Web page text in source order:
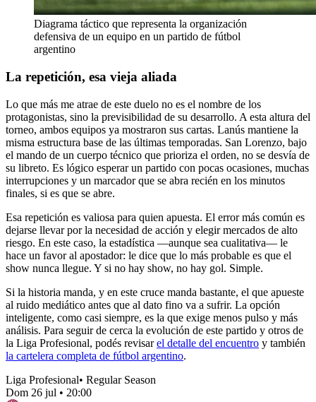
Diagrama táctico que representa la organización
defensiva de un equipo en un partido de fútbol
argentino
La repetición, esa vieja aliada
Lo que más me atrae de este duelo no es el nombre de los
protagonistas, sino la previsibilidad de su desarrollo. A esta altura del
torneo, ambos equipos ya mostraron sus cartas. Lanús mantiene la
misma estructura base de las últimas temporadas. San Lorenzo, bajo
el mando de un cuerpo técnico que prioriza el orden, no se desvía de
su libreto. Es lógico esperar un partido con pocas ocasiones, muchas
interrupciones y un marcador que se abra recién en los minutos
finales, si es que se abre.
Esa repetición es valiosa para quien apuesta. El error más común es
dejarse llevar por la necesidad de acción y elegir mercados de alto
riesgo. En este caso, la estadística —aunque sea cualitativa— le
hace un favor al apostador: le dice que lo más probable es que el
show nunca llegue. Y si no hay show, no hay gol. Simple.
Si la historia manda, y en este cruce manda bastante, el que apueste
al ruido mediático antes que al dato fino va a sufrir. La opción
inteligente, como casi siempre, es la que exige menos pulso y más
análisis. Para seguir de cerca la evolución de este partido y otros de
la Liga Profesional, podés revisarel detalle del encuentro y también
la cartelera completa de fútbol argentino.
Liga Profesional• Regular Season
Dom 26 jul • 20:00